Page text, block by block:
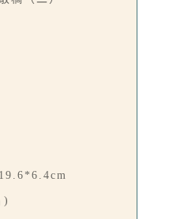
19.6*6.4cm
)